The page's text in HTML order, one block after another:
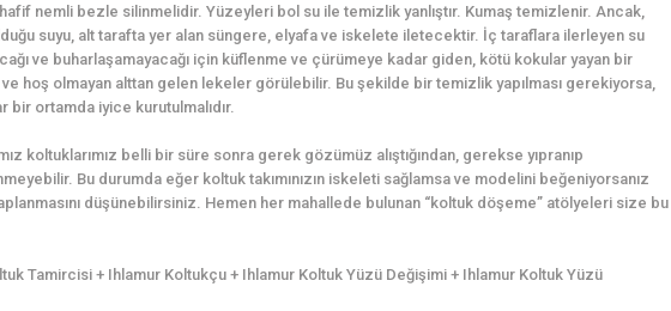
nemli bezle silinmelidir. Yüzeyleri bol su ile temizlik yanlıştır. Kumaş temizlenir. Ancak,
suyu, alt tarafta yer alan süngere, elyafa ve iskelete iletecektir. İç taraflara ilerleyen su
ve buharlaşamayacağı için küflenme ve çürümeye kadar giden, kötü kokular yayan bir
hoş olmayan alttan gelen lekeler görülebilir. Bu şekilde bir temizlik yapılması gerekiyorsa,
ortamda iyice kurutulmalıdır.
koltuklarımız belli bir süre sonra gerek gözümüz alıştığından, gerekse yıpranıp
Bu durumda eğer koltuk takımınızın iskeleti sağlamsa ve modelini beğeniyorsanız
düşünebilirsiniz. Hemen her mahallede bulunan “koltuk döşeme” atölyeleri size bu
Tamircisi + Ihlamur Koltukçu + Ihlamur Koltuk Yüzü Değişimi + Ihlamur Koltuk Yüzü